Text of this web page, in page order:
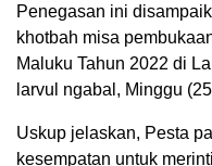
Penegasan ini
khotbah misa
Maluku Tahun 2022 di
larvul ngabal, Minggu
Uskup jelaskan, Pesta
kesempatan untuk